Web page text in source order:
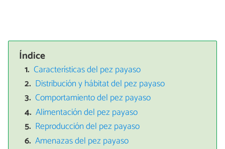
Índice
Características del pez payaso
Distribución y hábitat del pez payaso
Comportamiento del pez payaso
Alimentación del pez payaso
Reproducción del pez payaso
Amenazas del pez payaso